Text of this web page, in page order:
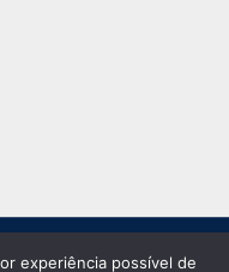
Mata ©. Todos os
experiência possível de